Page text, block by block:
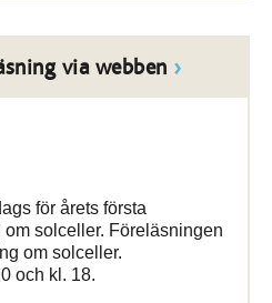
via webben
för årets första
solceller. Föreläsningen
om solceller.
och kl. 18.